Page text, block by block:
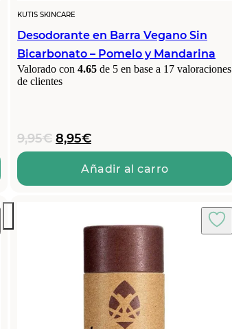
KUTIS SKINCARE
Desodorante en Barra Vegano Sin
Bicarbonato – Pomelo y Mandarina
Valorado con 4.65 de 5 en base a 17 valoraciones
de clientes
9,95€ El
precio
original
era:
8,95€El
precio
actual
es:
Añadir al carro